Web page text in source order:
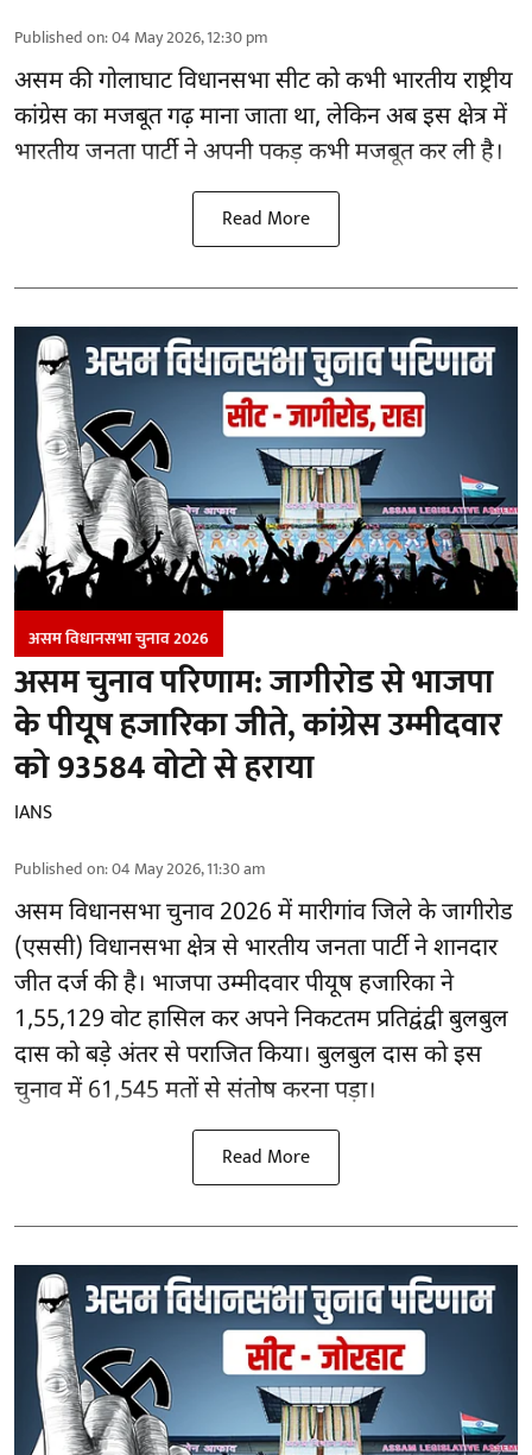
Published on:04 May 2026, 12:30 pm
असम की गोलाघाट विधानसभा सीट को कभी भारतीय राष्ट्रीय
कांग्रेस का मजबूत गढ़ माना जाता था, लेकिन अब इस क्षेत्र में
भारतीय जनता पार्टी ने अपनी पकड़ कभी मजबूत कर ली है।
Read More
असम विधानसभा चुनाव 2026
असम चुनाव परिणाम: जागीरोड से भाजपा
के पीयूष हजारिका जीते, कांग्रेस उम्मीदवार
को 93584 वोटो से हराया
IANS
Published on:04 May 2026, 11:30 am
असम विधानसभा चुनाव 2026 में मारीगांव जिले के जागीरोड
(एससी) विधानसभा क्षेत्र से भारतीय जनता पार्टी ने शानदार
जीत दर्ज की है। भाजपा उम्मीदवार पीयूष हजारिका ने
1,55,129 वोट हासिल कर अपने निकटतम प्रतिद्वंद्वी बुलबुल
दास को बड़े अंतर से पराजित किया। बुलबुल दास को इस
चुनाव में 61,545 मतों से संतोष करना पड़ा।
Read More